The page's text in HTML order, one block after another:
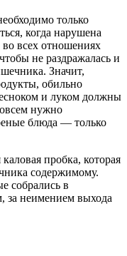
только
когда нарушена
во всех отношениях
не раздражалась и
Значит,
обильно
и луком должны
нужно
блюда — только
пробка, которая
содержимому.
собрались в
за неимением выхода